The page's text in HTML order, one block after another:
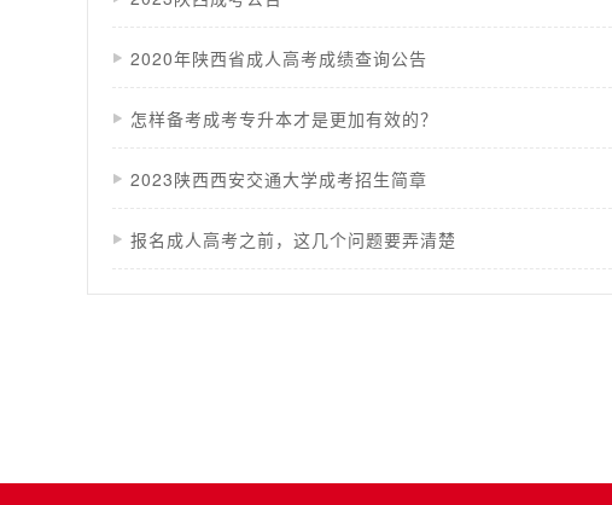
2020年陕西省成人高考成绩查询公告
怎样备考成考专升本才是更加有效的？
2023陕西西安交通大学成考招生简章
报名成人高考之前，这几个问题要弄清楚